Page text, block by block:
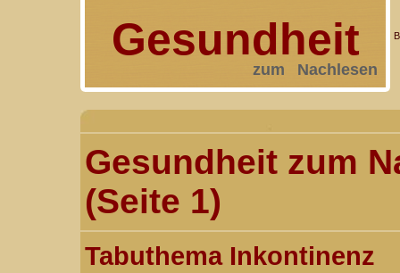
Gesundheit
zum Nachlesen
Gesundheit zum
(Seite 1)
Tabuthema Inkontinenz